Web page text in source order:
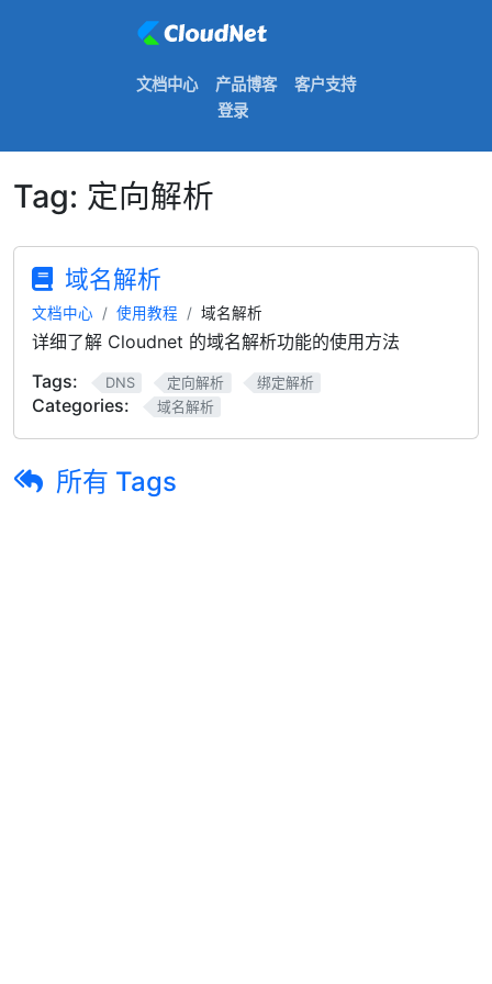
文档中心 产品博客
客户支持
登录
Tag: 定向解析
域名解析
文档中心 使用教程 域名解析
详细了解 Cloudnet 的域名解析功能的使用方法
Tags:
DNS 定向解析 绑定解析
Categories: 域名解析
所有 Tags